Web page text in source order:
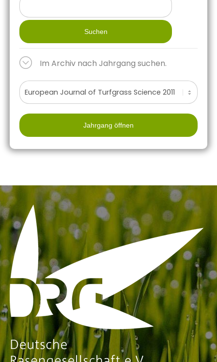
Suchen
Im Archiv nach Jahrgang suchen.
Jahrgang öffnen